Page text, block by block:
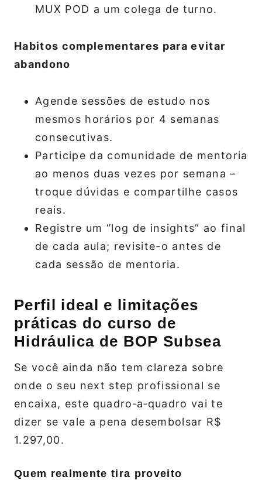
MUX POD a um colega de turno.
Habitos complementares para evitar
abandono
Agende sessões de estudo nos
mesmos horários por 4 semanas
consecutivas.
Participe da comunidade de mentoria
ao menos duas vezes por semana –
troque dúvidas e compartilhe casos
reais.
Registre um “log de insights” ao final
de cada aula; revisite-o antes de
cada sessão de mentoria.
Perfil ideal e limitações
práticas do curso de
Hidráulica de BOP Subsea
Se você ainda não tem clareza sobre
onde o seu next step profissional se
encaixa, este quadro‑a‑quadro vai te
dizer se vale a pena desembolsar R$
1.297,00.
Quem realmente tira proveito